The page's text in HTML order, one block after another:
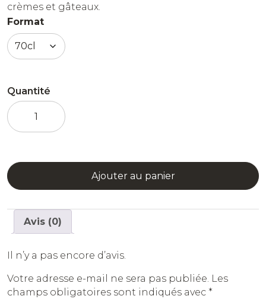
crèmes et gâteaux.
Format
Quantité
quantité
de
Sirop
Ajouter au panier
Avis (0)
Il n’y a pas encore d’avis.
Votre adresse e-mail ne sera pas publiée. Les
champs obligatoires sont indiqués avec *